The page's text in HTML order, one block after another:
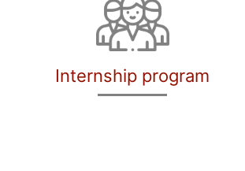
Internship program